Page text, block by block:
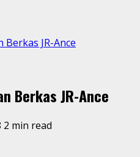
Berkas JR-Ance
Berkas JR-Ance
2 min read